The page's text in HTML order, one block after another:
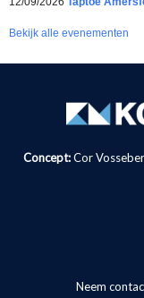
Bekijk alle evenementen
Concept:Cor
Neem